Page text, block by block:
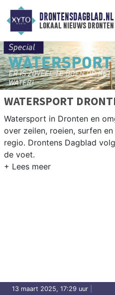
DRONTENSDAGBLAD.NL
lokaal nieuws
WATERSPORT
Watersport in Dronten en
over zeilen, roeien, surfen
regio. Drontens Dagblad
de voet.
13 maart 2025, 17:29 uur